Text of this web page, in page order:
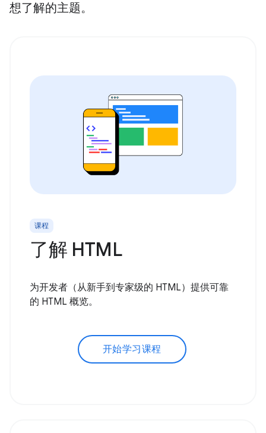
想了解的主题。
课程
了解 HTML
为开发者（从新手到专家级的 HTML）提供可靠
的 HTML 概览。
开始学习课程